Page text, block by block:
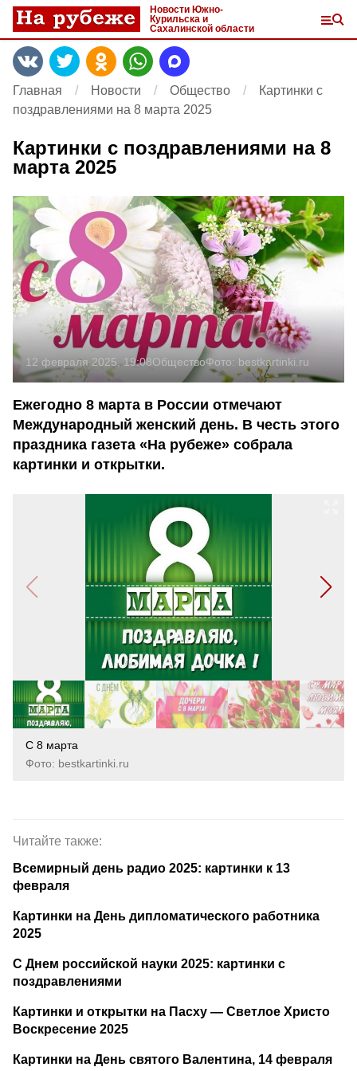
Новости Южно-
Курильска и
Сахалинской области
Главная Новости Общество
Картинки с
поздравлениями на 8 марта 2025
Картинки с поздравлениями на 8
марта 2025
12 февраля 2025, 19:08ОбществоФото: bestkartinki.ru
Ежегодно 8 марта в России отмечают
Международный женский день. В честь этого
праздника газета «На рубеже» собрала
картинки и открытки.
С 8 марта
Фото: bestkartinki.ru
Читайте также:
Всемирный день радио 2025: картинки к 13
февраля
Картинки на День дипломатического работника
2025
С Днем российской науки 2025: картинки с
поздравлениями
Картинки и открытки на Пасху — Светлое Христо
Воскресение 2025
Картинки на День святого Валентина, 14 февраля